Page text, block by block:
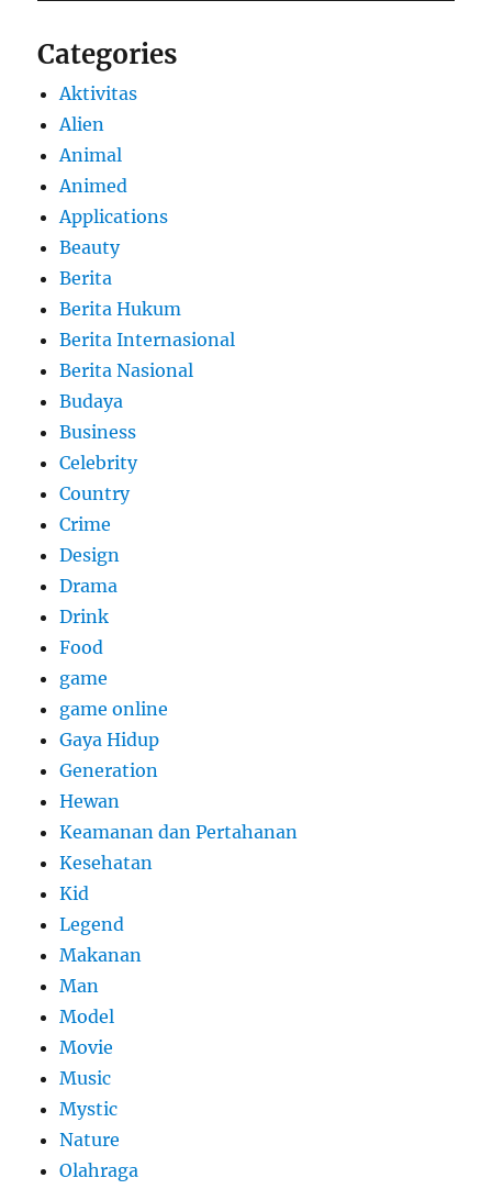
Categories
Aktivitas
Alien
Animal
Animed
Applications
Beauty
Berita
Berita Hukum
Berita Internasional
Berita Nasional
Budaya
Business
Celebrity
Country
Crime
Design
Drama
Drink
Food
game
game online
Gaya Hidup
Generation
Hewan
Keamanan dan Pertahanan
Kesehatan
Kid
Legend
Makanan
Man
Model
Movie
Music
Mystic
Nature
Olahraga